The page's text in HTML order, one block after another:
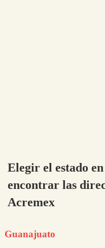
Elegir el estado
encontrar las
Acremex
Guanajuato